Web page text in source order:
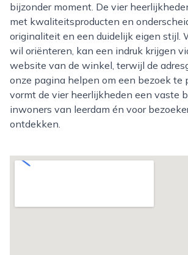
bijzonder moment. De vier
met kwaliteitsproducten en
originaliteit en een duidelijk eigen stijl.
wil oriënteren, kan een indruk krijgen
website van de winkel, terwijl de
onze pagina helpen om een bezoek te
vormt de vier heerlijkheden een vaste
inwoners van leerdam én voor
ontdekken.